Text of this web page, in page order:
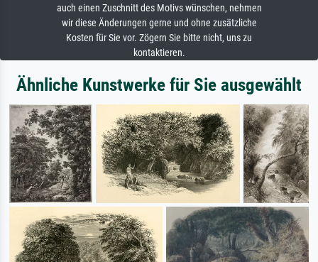
auch einen Zuschnitt des Motivs wünschen, nehmen
wir diese Änderungen gerne und ohne zusätzliche
Kosten für Sie vor. Zögern Sie bitte nicht, uns zu
kontaktieren.
Ähnliche Kunstwerke für Sie ausgewählt